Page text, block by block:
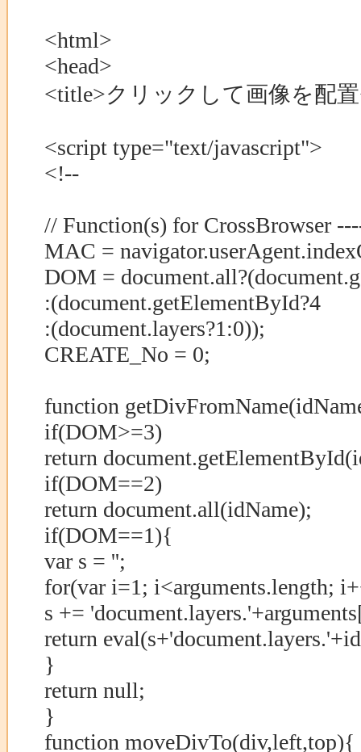
<html>
<head>
<title>クリックして画像を配
<script type="text/javascript">
<!--
// Function(s) for CrossBrowser
MAC =
DOM =
:(document.getElementById?4
:(document.layers?1:0));
CREATE_No = 0;
function
if(DOM>=3)
return
if(DOM==2)
return document.all(idName);
if(DOM==1){
var s = '';
for(var i=1; i<arguments.length;
s +=
return
}
return null;
}
function moveDivTo(div,left,top){